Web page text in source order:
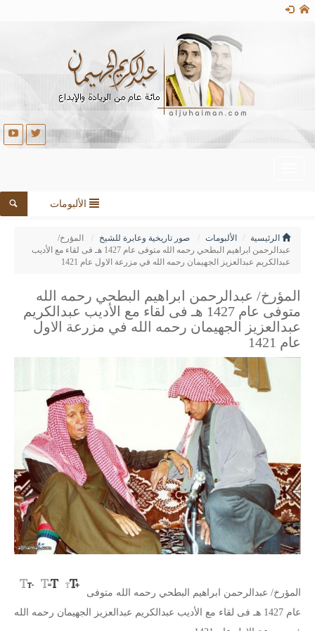
الألبومات
الرئيسية الألبومات صور تاريخية وعابرة للشيخ
المؤرخ/
عبدالرحمن ابراهيم البطحي رحمه الله متوفى عام 1427 هـ فى لقاء مع الأديب
عبدالكريم عبدالعزيز الجهيمان رحمه الله في مزرعة الاول عام 1421
المؤرخ/ عبدالرحمن ابراهيم البطحي رحمه الله
متوفى عام 1427 هـ فى لقاء مع الأديب عبدالكريم
عبدالعزيز الجهيمان رحمه الله في مزرعة الاول
عام 1421
المؤرخ/ عبدالرحمن ابراهيم البطحي رحمه الله متوفى
عام 1427 هـ فى لقاء مع الأديب عبدالكريم عبدالعزيز الجهيمان رحمه الله